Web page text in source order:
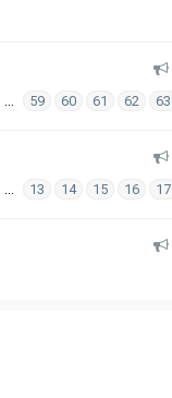
… 59 60 61 62 63
… 13 14 15 16 17